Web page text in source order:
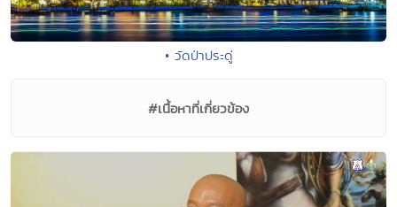
• วัดป่าประดู่
#เนื้อหาที่เกี่ยวข้อง